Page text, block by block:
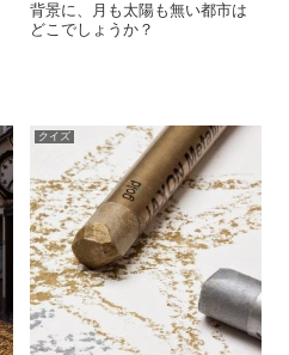
背景に、月も太陽も無い都市は
どこでしょうか？
クイズ